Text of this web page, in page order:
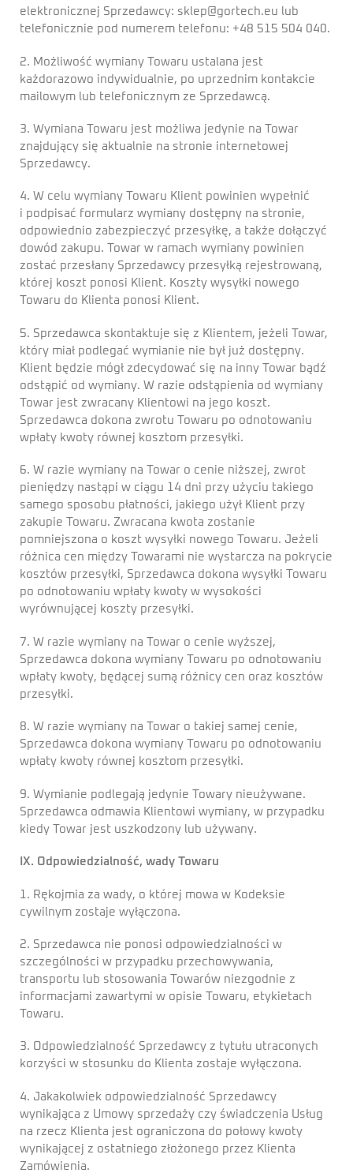
elektronicznej Sprzedawcy: sklep@gortech.eu lub
telefonicznie pod numerem telefonu: +48 515 504 040.
2. Możliwość wymiany Towaru ustalana jest
każdorazowo indywidualnie, po uprzednim kontakcie
mailowym lub telefonicznym ze Sprzedawcą.
3. Wymiana Towaru jest możliwa jedynie na Towar
znajdujący się aktualnie na stronie internetowej
Sprzedawcy.
4. W celu wymiany Towaru Klient powinien wypełnić
i podpisać formularz wymiany dostępny na stronie,
odpowiednio zabezpieczyć przesyłkę, a także dołączyć
dowód zakupu. Towar w ramach wymiany powinien
zostać przesłany Sprzedawcy przesyłką rejestrowaną,
której koszt ponosi Klient. Koszty wysyłki nowego
Towaru do Klienta ponosi Klient.
5. Sprzedawca skontaktuje się z Klientem, jeżeli Towar,
który miał podlegać wymianie nie był już dostępny.
Klient będzie mógł zdecydować się na inny Towar bądź
odstąpić od wymiany. W razie odstąpienia od wymiany
Towar jest zwracany Klientowi na jego koszt.
Sprzedawca dokona zwrotu Towaru po odnotowaniu
wpłaty kwoty równej kosztom przesyłki.
6. W razie wymiany na Towar o cenie niższej, zwrot
pieniędzy nastąpi w ciągu 14 dni przy użyciu takiego
samego sposobu płatności, jakiego użył Klient przy
zakupie Towaru. Zwracana kwota zostanie
pomniejszona o koszt wysyłki nowego Towaru. Jeżeli
różnica cen między Towarami nie wystarcza na pokrycie
kosztów przesyłki, Sprzedawca dokona wysyłki Towaru
po odnotowaniu wpłaty kwoty w wysokości
wyrównującej koszty przesyłki.
7. W razie wymiany na Towar o cenie wyższej,
Sprzedawca dokona wymiany Towaru po odnotowaniu
wpłaty kwoty, będącej sumą różnicy cen oraz kosztów
przesyłki.
8. W razie wymiany na Towar o takiej samej cenie,
Sprzedawca dokona wymiany Towaru po odnotowaniu
wpłaty kwoty równej kosztom przesyłki.
9. Wymianie podlegają jedynie Towary nieużywane.
Sprzedawca odmawia Klientowi wymiany, w przypadku
kiedy Towar jest uszkodzony lub używany.
IX. Odpowiedzialność, wady Towaru
1. Rękojmia za wady, o której mowa w Kodeksie
cywilnym zostaje wyłączona.
2. Sprzedawca nie ponosi odpowiedzialności w
szczególności w przypadku przechowywania,
transportu lub stosowania Towarów niezgodnie z
informacjami zawartymi w opisie Towaru, etykietach
Towaru.
3. Odpowiedzialność Sprzedawcy z tytułu utraconych
korzyści w stosunku do Klienta zostaje wyłączona.
4. Jakakolwiek odpowiedzialność Sprzedawcy
wynikająca z Umowy sprzedaży czy świadczenia Usług
na rzecz Klienta jest ograniczona do połowy kwoty
wynikającej z ostatniego złożonego przez Klienta
Zamówienia.